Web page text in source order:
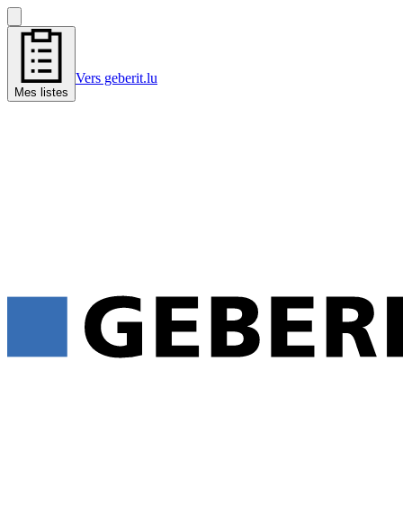
Mes listes
Vers geberit.lu